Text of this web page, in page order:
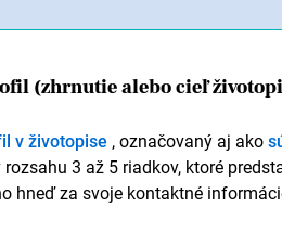
(zhrnutie alebo cieľ
v životopise , označovaný aj ako
3 až 5 riadkov, ktoré
hneď za svoje kontaktné